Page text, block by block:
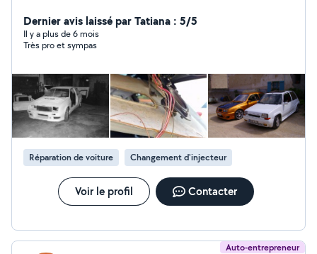
Dernier avis laissé par Tatiana : 5/5
Il y a plus de 6 mois
Très pro et sympas
Réparation de voiture Changement d'injecteur
Voir le profil Contacter
Auto-entrepreneur